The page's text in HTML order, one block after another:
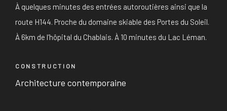
À quelques minutes des entrées autoroutières ainsi que la
route H144. Proche du domaine skiable des Portes du Soleil.
À 6km de l’hôpital du Chablais. À 10 minutes du Lac Léman.
CONSTRUCTION
Architecture contemporaine